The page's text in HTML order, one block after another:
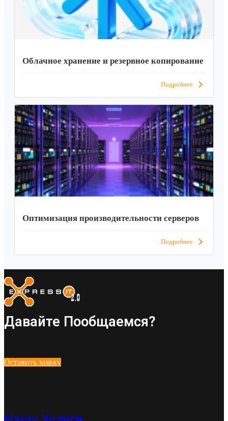
Облачное хранение и резервное копирование
Подробнее
Оптимизация производительности серверов
Подробнее
Давайте Пообщаемся?
Оставить заявку